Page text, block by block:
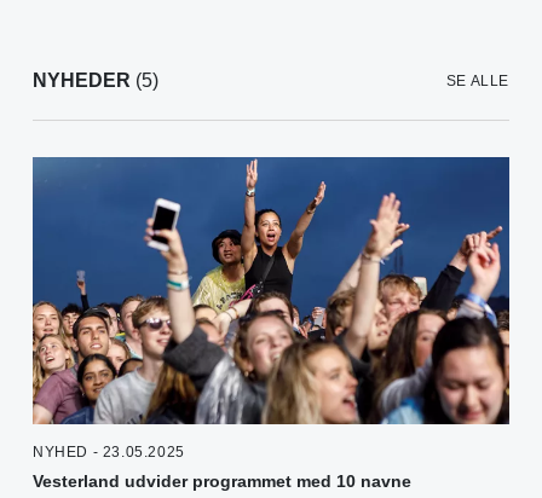
NYHEDER (5) SE ALLE
NYHED - 23.05.2025
Vesterland udvider programmet med 10 navne